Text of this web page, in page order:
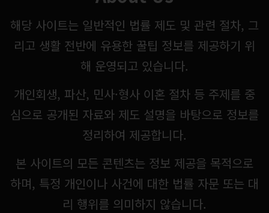
해당 사이트는 일반적인 법률 제도 및 관련 절차, 그
리고 생활 전반에 유용한 꿀팁 정보를 제공하기 위
해 운영되고 있습니다.
개인회생, 파산, 민사·형사 이혼 절차 등 주제를 중
심으로 공개된 자료와 제도 설명을 바탕으로 정보를
정리하여 제공합니다.
본 사이트의 모든 콘텐츠는 정보 제공을 목적으로
하며, 특정 개인이나 사건에 대한 법률 자문 또는 대
리 행위를 의미하지 않습니다.